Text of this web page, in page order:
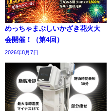
めっちゃまぶしいかざき花火大
会開催！（第4回）
2026年8月7日